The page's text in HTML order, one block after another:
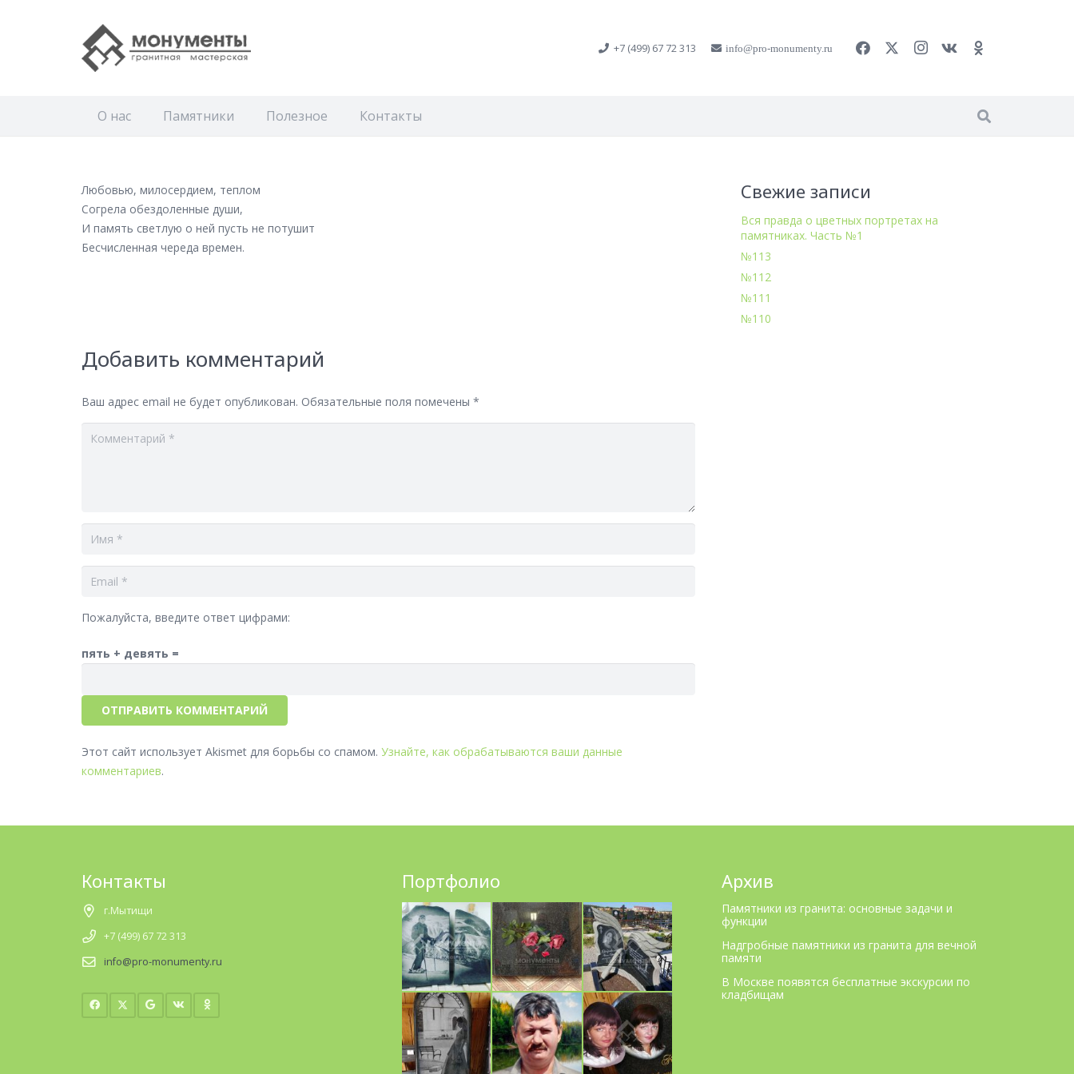
+7 (499) 67 72 313 info@pro-monumenty.ru
О нас Памятники Полезное Контакты
Любовью, милосердием, теплом
Согрела обездоленные души,
И память светлую о ней пусть не потушит
Бесчисленная череда времен.
Добавить комментарий
Ваш адрес email не будет опубликован. Обязательные поля помечены *
Пожалуйста, введите ответ цифрами:
пять + девять =
ОТПРАВИТЬ КОММЕНТАРИЙ
Этот сайт использует Akismet для борьбы со спамом. Узнайте, как обрабатываются ваши данные
комментариев.
Свежие записи
Вся правда о цветных портретах на
памятниках. Часть №1
№113
№112
№111
№110
Контакты
г.Мытищи
+7 (499) 67 72 313
info@pro-monumenty.ru
Портфолио Архив
Памятники из гранита: основные задачи и
функции
Надгробные памятники из гранита для вечной
памяти
В Москве появятся бесплатные экскурсии по
кладбищам